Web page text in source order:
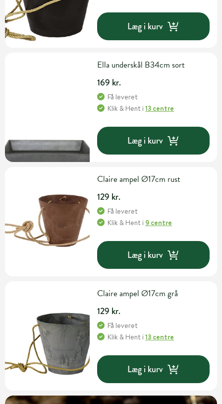
Læg i kurv
Ella underskål B34cm sort
169 kr.
Få leveret
Klik & Hent i13 centre
Læg i kurv
Claire ampel Ø17cm rust
129 kr.
Få leveret
Klik & Hent i 9 centre
Læg i kurv
Claire ampel Ø17cm grå
129 kr.
Få leveret
Klik & Hent i13 centre
Læg i kurv